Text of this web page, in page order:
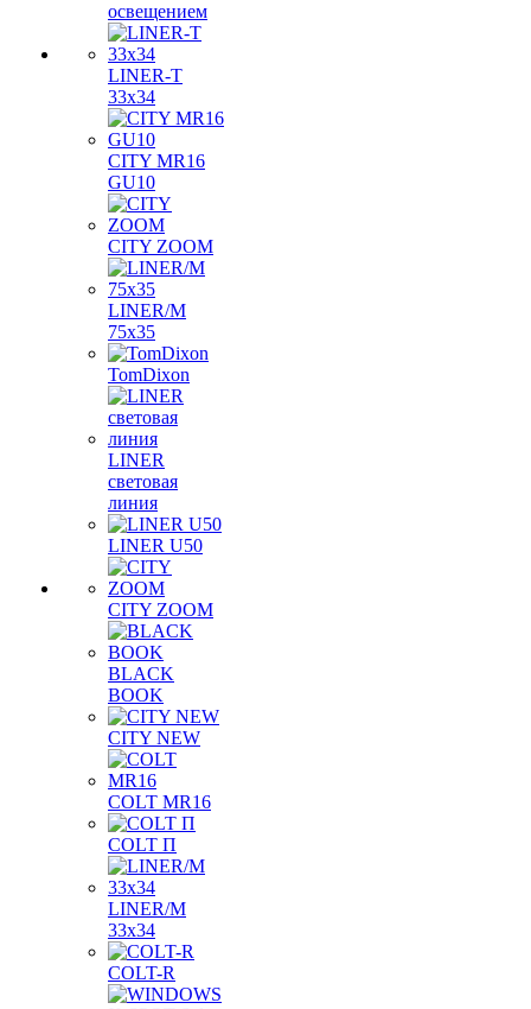
освещением
LINER-T
33x34
CITY MR16
GU10
CITY ZOOM
LINER/M
75х35
TomDixon
LINER
световая
линия
LINER U50
CITY ZOOM
BLACK
BOOK
CITY NEW
COLT MR16
COLT П
LINER/М
33х34
COLT-R